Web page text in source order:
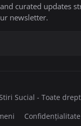
curated updates
newsletter.
Sucial - Toate
Confidențialitate